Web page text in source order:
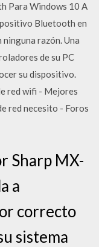
Para Windows 10 A
Bluetooth en
razón. Una
de su PC
su dispositivo.
red wifi - Mejores
red necesito - Foros
Sharp MX-
a
correcto
sistema